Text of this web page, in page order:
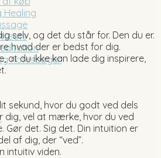
Healing
notesbøger
selv, og det du står for. Den du er.
hvad der er bedst for dig.
at du ikke kan lade dig inspirere,
sekund, hvor du godt ved dels
dig, vel at mærke, hvor du ved
Gør det. Sig det. Din intuition er
af dig, der “ved”.
intuitiv viden.